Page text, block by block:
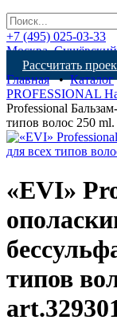
+7 (495) 025-03-33
Москва,
Рассчитать
Главная•Каталог
Professional
типов волос 250 ml.
«EVI»
типов